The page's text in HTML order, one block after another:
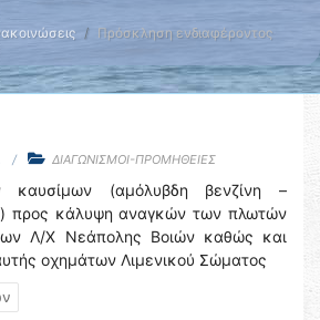
Πρόσκληση ενδιαφέροντος
ΔΙΑΓΩΝΙΣΜΟΙ-ΠΡΟΜΗΘΕΙΕΣ
καυσίμων (αμόλυβδη βενζίνη –
προς κάλυψη αναγκών των πλωτών
Λ/Χ Νεάπολης Βοιών καθώς και
οχημάτων Λιμενικού Σώματος